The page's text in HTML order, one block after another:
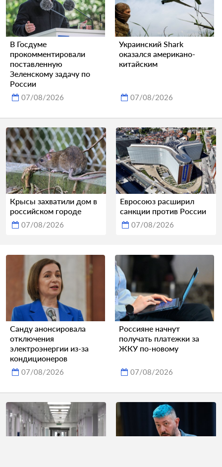
В Госдуме
прокомментировали
поставленную
Зеленскому задачу по
России
07/08/2026
Украинский Shark
оказался американо-
китайским
07/08/2026
Крысы захватили дом в
российском городе
07/08/2026
Евросоюз расширил
санкции против России
07/08/2026
Санду анонсировала
отключения
электроэнергии из-за
кондиционеров
07/08/2026
Россияне начнут
получать платежки за
ЖКУ по-новому
07/08/2026